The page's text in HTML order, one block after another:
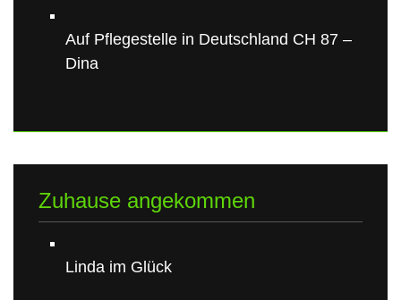
Auf Pflegestelle in Deutschland CH 87 –
Dina
Zuhause angekommen
Linda im Glück